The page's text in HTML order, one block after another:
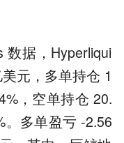
数据，Hyperliqui
元，多单持仓 1
，空单持仓 20.
。多单盈亏 -2.56